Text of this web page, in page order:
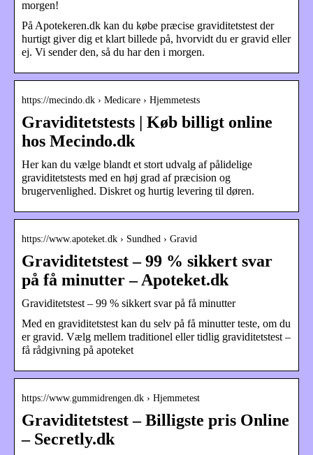
morgen!
På Apotekeren.dk kan du købe præcise graviditetstest der
hurtigt giver dig et klart billede på, hvorvidt du er gravid eller
ej. Vi sender den, så du har den i morgen.
https://mecindo.dk › Medicare › Hjemmetests
Graviditetstests | Køb billigt online
hos Mecindo.dk
Her kan du vælge blandt et stort udvalg af pålidelige
graviditetstests med en høj grad af præcision og
brugervenlighed. Diskret og hurtig levering til døren.
https://www.apoteket.dk › Sundhed › Gravid
Graviditetstest – 99 % sikkert svar
på få minutter – Apoteket.dk
Graviditetstest – 99 % sikkert svar på få minutter
Med en graviditetstest kan du selv på få minutter teste, om du
er gravid. Vælg mellem traditionel eller tidlig graviditetstest –
få rådgivning på apoteket
https://www.gummidrengen.dk › Hjemmetest
Graviditetstest – Billigste pris Online
– Secretly.dk